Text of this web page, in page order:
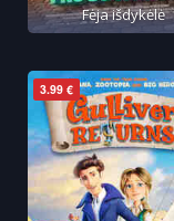
Fėja išdykėlė
3.99 €